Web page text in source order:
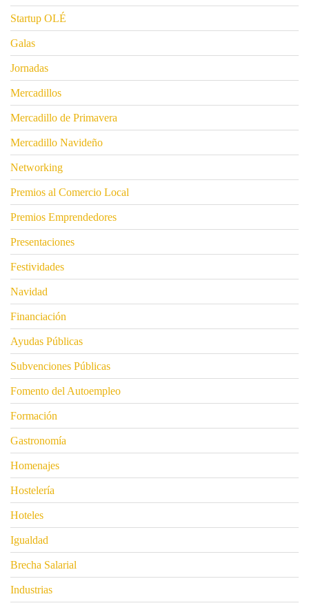
Startup OLÉ
Galas
Jornadas
Mercadillos
Mercadillo de Primavera
Mercadillo Navideño
Networking
Premios al Comercio Local
Premios Emprendedores
Presentaciones
Festividades
Navidad
Financiación
Ayudas Públicas
Subvenciones Públicas
Fomento del Autoempleo
Formación
Gastronomía
Homenajes
Hostelería
Hoteles
Igualdad
Brecha Salarial
Industrias